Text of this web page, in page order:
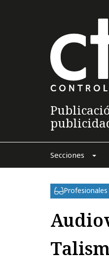
Secciones
Profesionales